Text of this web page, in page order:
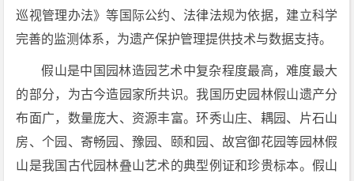
巡视管理办法》等国际公约、法律法规为依据，建立科学
完善的监测体系，为遗产保护管理提供技术与数据支持。
假山是中国园林造园艺术中复杂程度最高，难度最大
的部分，为古今造园家所共识。我国历史园林假山遗产分
布面广，数量庞大、资源丰富。环秀山庄、耦园、片石山
房、个园、寄畅园、豫园、颐和园、故宫御花园等园林假
山是我国古代园林叠山艺术的典型例证和珍贵标本。假山